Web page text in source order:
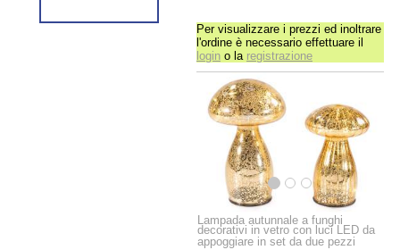
Per visualizzare i prezzi ed inoltrare
l'ordine è necessario effettuare il
login o la registrazione
Lampada autunnale a funghi
decorativi in vetro con luci LED da
appoggiare in set da due pezzi